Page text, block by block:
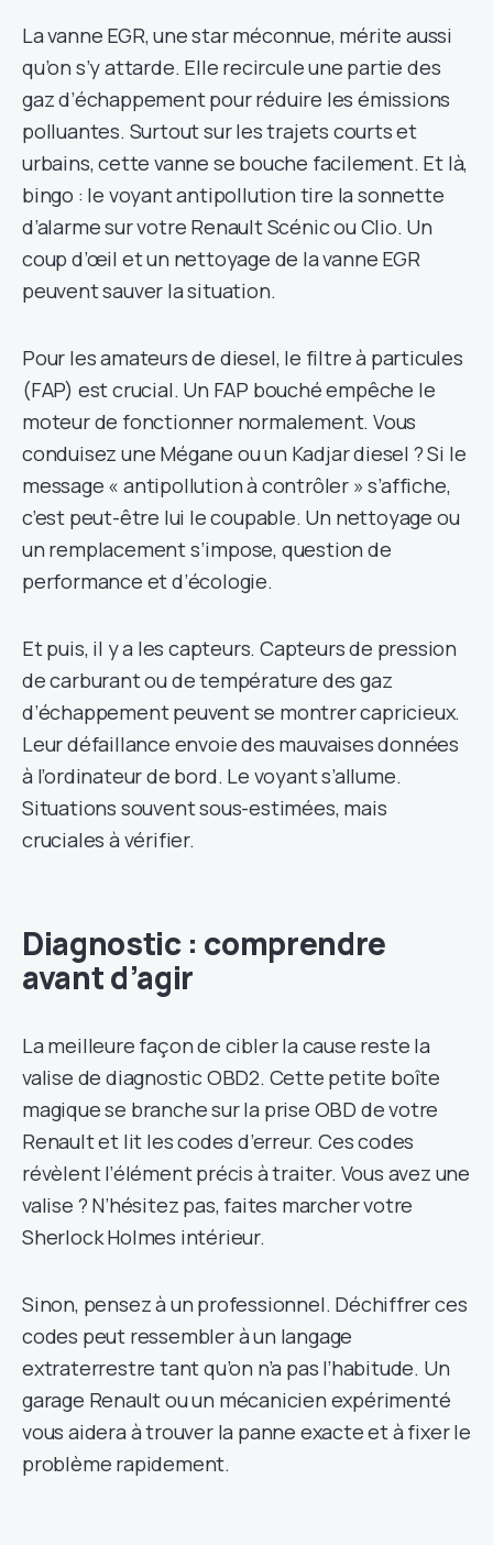
La vanne EGR, une star méconnue, mérite aussi
qu’on s’y attarde. Elle recircule une partie des
gaz d’échappement pour réduire les émissions
polluantes. Surtout sur les trajets courts et
urbains, cette vanne se bouche facilement. Et là,
bingo : le voyant antipollution tire la sonnette
d’alarme sur votre Renault Scénic ou Clio. Un
coup d’œil et un nettoyage de la vanne EGR
peuvent sauver la situation.
Pour les amateurs de diesel, le filtre à particules
(FAP) est crucial. Un FAP bouché empêche le
moteur de fonctionner normalement. Vous
conduisez une Mégane ou un Kadjar diesel ? Si le
message « antipollution à contrôler » s’affiche,
c’est peut-être lui le coupable. Un nettoyage ou
un remplacement s’impose, question de
performance et d’écologie.
Et puis, il y a les capteurs. Capteurs de pression
de carburant ou de température des gaz
d’échappement peuvent se montrer capricieux.
Leur défaillance envoie des mauvaises données
à l’ordinateur de bord. Le voyant s’allume.
Situations souvent sous-estimées, mais
cruciales à vérifier.
Diagnostic : comprendre
avant d’agir
La meilleure façon de cibler la cause reste la
valise de diagnostic OBD2. Cette petite boîte
magique se branche sur la prise OBD de votre
Renault et lit les codes d’erreur. Ces codes
révèlent l’élément précis à traiter. Vous avez une
valise ? N’hésitez pas, faites marcher votre
Sherlock Holmes intérieur.
Sinon, pensez à un professionnel. Déchiffrer ces
codes peut ressembler à un langage
extraterrestre tant qu’on n’a pas l’habitude. Un
garage Renault ou un mécanicien expérimenté
vous aidera à trouver la panne exacte et à fixer le
problème rapidement.